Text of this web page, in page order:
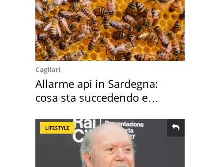
Cagliari
Allarme api in Sardegna:
cosa sta succedendo e
LIFESTYLE